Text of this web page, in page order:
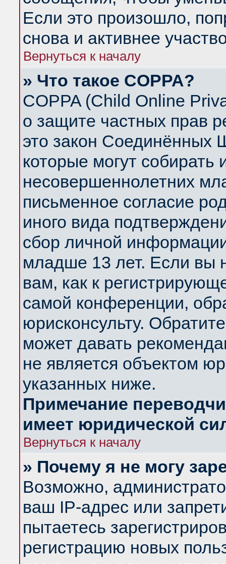
Если это произошло,
снова и активнее
Вернуться к началу
» Что такое COPPA?
COPPA (Child Online
о защите частных прав
это закон Соединённых
которые могут
несовершеннолетних
письменное согласие
иного вида
сбор личной
младше 13 лет. Если вы
вам, как к
самой конференции,
юрисконсульту.
может давать
не является объектом
указанных ниже.
Примечание
имеет юридической
Вернуться к началу
» Почему я не могу
Возможно,
ваш IP-адрес или
пытаетесь
регистрацию новых